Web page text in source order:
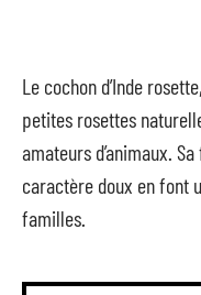
Le cochon d’Inde
petites rosettes
amateurs d’animaux.
caractère doux en font
familles.